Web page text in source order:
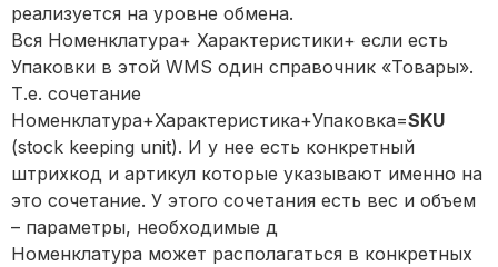
реализуется на уровне обмена.
Вся Номенклатура+ Характеристики+ если есть
Упаковки в этой WMS один справочник «Товары».
Т.е. сочетание
Номенклатура+Характеристика+Упаковка=SKU
(stock keeping unit). И у нее есть конкретный
штрихкод и артикул которые указывают именно на
это сочетание. У этого сочетания есть вес и объем
– параметры, необходимые д
Номенклатура может располагаться в конкретных